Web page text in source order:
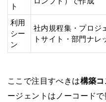
ト
利用
シー
ン
社内規程集・プロジ
トサイト・部門ナレ
ここで注目すべきは構築
ージェントはノーコード